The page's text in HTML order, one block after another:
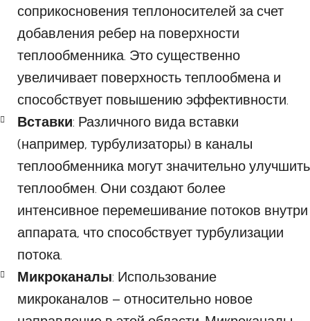
соприкосновения теплоносителей за счет
добавления ребер на поверхности
теплообменника. Это существенно
увеличивает поверхность теплообмена и
способствует повышению эффективности.
Вставки: Различного вида вставки
(например, турбулизаторы) в каналы
теплообменника могут значительно улучшить
теплообмен. Они создают более
интенсивное перемешивание потоков внутри
аппарата, что способствует турбулизации
потока.
Микроканалы: Использование
микроканалов – относительно новое